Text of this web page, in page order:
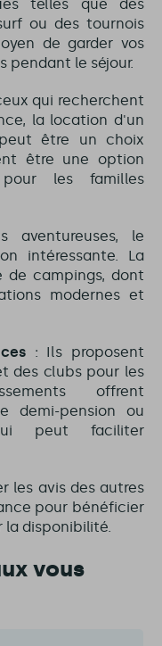
telles que des
ou des tournois
de garder vos
pendant le séjour.
qui recherchent
la location d'un
être un choix
être une option
les familles
aventureuses, le
intéressante. La
de campings, dont
modernes et
: Ils proposent
des clubs pour les
offrent
demi-pension ou
peut faciliter
les avis des autres
pour bénéficier
la disponibilité.
vous